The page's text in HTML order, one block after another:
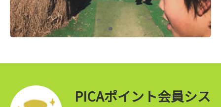
PICAポイント会員シス